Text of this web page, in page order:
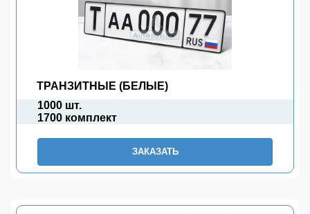
ТРАНЗИТНЫЕ (БЕЛЫЕ)
1000 шт.
1700 комплект
ЗАКАЗАТЬ